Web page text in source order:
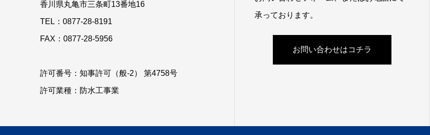
香川県丸亀市三条町13番地16
TEL：0877-28-8191
FAX：0877-28-5956
許可番号：知事許可（般-2） 第4758号
許可業種：防水工事業
承っております。
お問い合わせはコチラ